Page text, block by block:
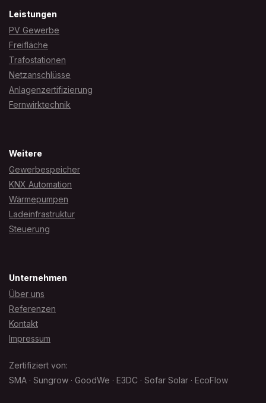
Leistungen
PV Gewerbe
Freifläche
Trafostationen
Netzanschlüsse
Anlagenzertifizierung
Fernwirktechnik
Weitere
Gewerbespeicher
KNX Automation
Wärmepumpen
Ladeinfrastruktur
Steuerung
Unternehmen
Über uns
Referenzen
Kontakt
Impressum
Zertifiziert von:
SMA · Sungrow · GoodWe · E3DC · Sofar Solar · EcoFlow